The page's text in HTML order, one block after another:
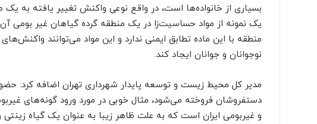
بسیاری از خانواده‌ها است، در واقع نوعی واکنش تغییر یافته به
یک نمونه از مواد حساسیت‌زا در یک منطقه گرده‌ گیاهان غیر بومی
منطقه با این ماده تطابق ایمنی ندارد و این مواد می‌توانند
نوجوانان و جوانان ایجاد کند.
مدیر کل محیط زیست و توسعه پایدار شهرداری تهران اضافه کرد:
دستفروشان فروخته می‌شود، مثال خوبی در مورد ورود گونه‌های
و غیربومی ایران است که به علت ظاهر زیبا به عنوان یک گیاه